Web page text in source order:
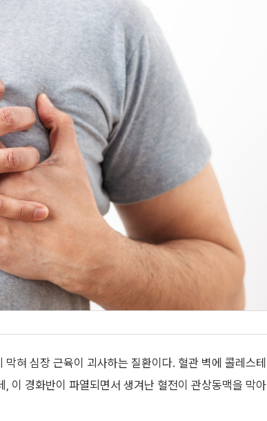
혀 심장 근육이 괴사하는 질환이다. 혈관 벽에 콜레스테
, 이 경화반이 파열되면서 생겨난 혈전이 관상동맥을 막아